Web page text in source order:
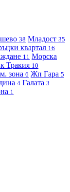
38 Младост 35
квартал 16
11 Морска
Тракия 10
зона 6 Жп Гара 5
4 Галата 3
1